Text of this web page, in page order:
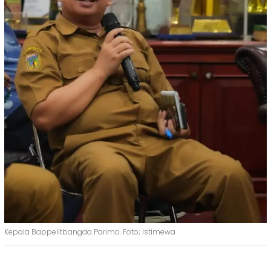
Kepala Bappelitbangda Parimo. Foto; Istimewa